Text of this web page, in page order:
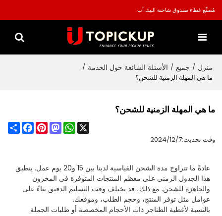
مُصنِّع غطاء صندوق شاحنة البيك أب
منزل / جميع / الأسئلة الشائعة حول الخدمة /
ما هي المهلة الزمنية للشحن؟
ما هي المهلة الزمنية للشحن؟
Share
FacebookPinterest
Mastodon
WhatsApp
X
وقت تحديث:2024/12/7
عادةً ما تتراوح مدة الشحن القياسية لدينا بين 15 و20 يوم عمل. ينطبق
هذا الجدول الزمني على معظم المنتجات المتوفرة في المخزون
والجاهزة للشحن. مع ذلك، قد يختلف وقت التسليم الدقيق بناءً على
عوامل مثل توفر المنتج، وحجم الطلب، وموقعك.
بالنسبة لأغطية الطناجر ذات الأحجام المخصصة أو طلبات الجملة